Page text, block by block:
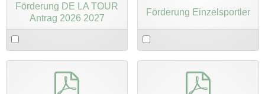
Förderung DE LA TOUR
Antrag 2026 2027
Select
an
Förderung Einzelsportler
Select
an